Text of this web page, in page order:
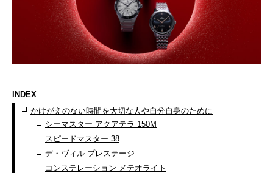
INDEX
かけがえのない時間を大切な人や自分自身のために
シーマスター アクアテラ 150M
スピードマスター 38
デ・ヴィル プレステージ
コンステレーション メテオライト